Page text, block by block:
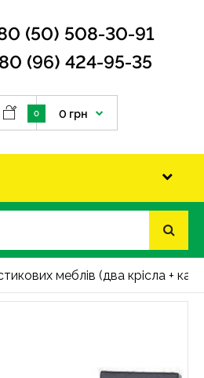
(50) 508-30-91
(96) 424-95-35
0 0 грн
меблів (два крісла +